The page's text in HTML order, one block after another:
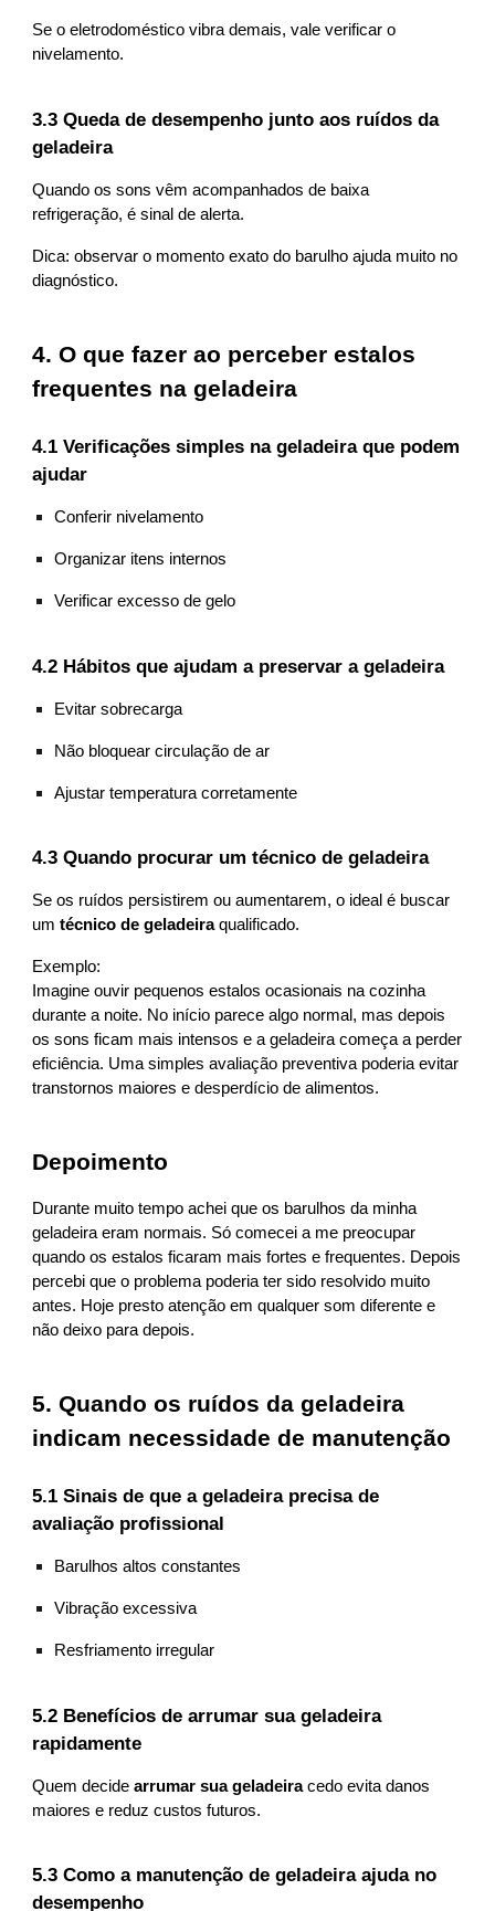
Se o eletrodoméstico vibra demais, vale verificar o
nivelamento.
3.3 Queda de desempenho junto aos ruídos da
geladeira
Quando os sons vêm acompanhados de baixa
refrigeração, é sinal de alerta.
Dica: observar o momento exato do barulho ajuda muito no
diagnóstico.
4. O que fazer ao perceber estalos
frequentes na geladeira
4.1 Verificações simples na geladeira que podem
ajudar
Conferir nivelamento
Organizar itens internos
Verificar excesso de gelo
4.2 Hábitos que ajudam a preservar a geladeira
Evitar sobrecarga
Não bloquear circulação de ar
Ajustar temperatura corretamente
4.3 Quando procurar um técnico de geladeira
Se os ruídos persistirem ou aumentarem, o ideal é buscar
umtécnico de geladeiraqualificado.
Exemplo:
Imagine ouvir pequenos estalos ocasionais na cozinha
durante a noite. No início parece algo normal, mas depois
os sons ficam mais intensos e a geladeira começa a perder
eficiência. Uma simples avaliação preventiva poderia evitar
transtornos maiores e desperdício de alimentos.
Depoimento
Durante muito tempo achei que os barulhos da minha
geladeira eram normais. Só comecei a me preocupar
quando os estalos ficaram mais fortes e frequentes. Depois
percebi que o problema poderia ter sido resolvido muito
antes. Hoje presto atenção em qualquer som diferente e
não deixo para depois.
5. Quando os ruídos da geladeira
indicam necessidade de manutenção
5.1 Sinais de que a geladeira precisa de
avaliação profissional
Barulhos altos constantes
Vibração excessiva
Resfriamento irregular
5.2 Benefícios de arrumar sua geladeira
rapidamente
Quem decidearrumar sua geladeiracedo evita danos
maiores e reduz custos futuros.
5.3 Como a manutenção de geladeira ajuda no
desempenho